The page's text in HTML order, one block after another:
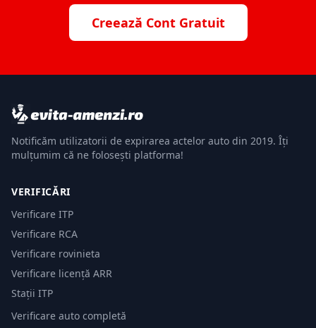
Creează Cont Gratuit
Notificăm utilizatorii de expirarea actelor auto din 2019. Îți
mulțumim că ne folosești platforma!
VERIFICĂRI
Verificare ITP
Verificare RCA
Verificare rovinieta
Verificare licență ARR
Stații ITP
Verificare auto completă